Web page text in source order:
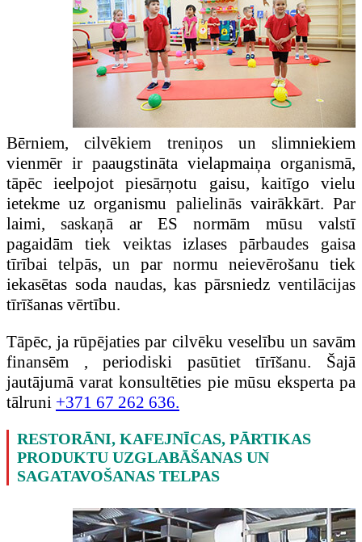
Bērniem, cilvēkiem treniņos un slimniekiem
vienmēr ir paaugstināta vielapmaiņa organismā,
tāpēc ieelpojot piesārņotu gaisu, kaitīgo vielu
ietekme uz organismu palielinās vairākkārt. Par
laimi, saskaņā ar ES normām mūsu valstī
pagaidām tiek veiktas izlases pārbaudes gaisa
tīrībai telpās, un par normu neievērošanu tiek
iekasētas soda naudas, kas pārsniedz ventilācijas
tīrīšanas vērtību.
Tāpēc, ja rūpējaties par cilvēku veselību un savām
finansēm , periodiski pasūtiet tīrīšanu. Šajā
jautājumā varat konsultēties pie mūsu eksperta pa
tālruni +371 67 262 636.
RESTORĀNI, KAFEJNĪCAS, PĀRTIKAS
PRODUKTU UZGLABĀŠANAS UN
SAGATAVOŠANAS TELPAS